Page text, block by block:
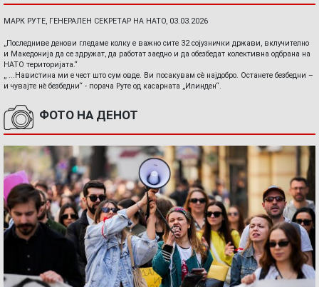
МАРК РУТЕ, ГЕНЕРАЛЕН СЕКРЕТАР НА НАТО, 03.03.2026
„Последниве денови гледаме колку е важно сите 32 сојузнички држави, вклучително
и Македонија да се здружат, да работат заедно и да обезбедат колективна одбрана на
НАТО територијата.“
„ ...Навистина ми е чест што сум овде. Ви посакувам сè најдобро. Останете безбедни –
и чувајте нè безбедни“ - порача Руте од касарната „Илинден“.
ФОТО НА ДЕНОТ